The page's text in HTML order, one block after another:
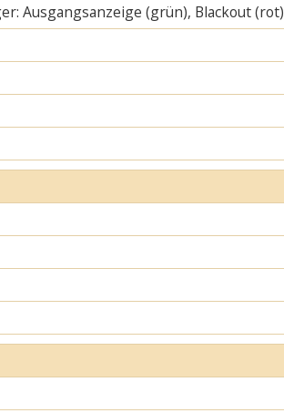
Ausgangsanzeige (grün), Blackout (rot)